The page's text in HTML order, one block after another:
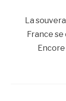
La
France